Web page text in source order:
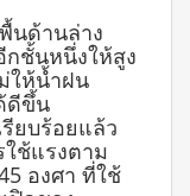
ด้านล่าง
กชั้นหนึ่งให้สูง
ให้น้ำฝน
ดีขึ้น
บร้อยแล้ว
ช้แรงตาม
องศา ที่ใช้